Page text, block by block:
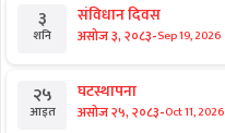
३
शनि
संविधान दिवस
असोज ३, २०८३-Sep 19, 2026
२५
आइत
घटस्थापना
असोज २५, २०८३-Oct 11, 2026